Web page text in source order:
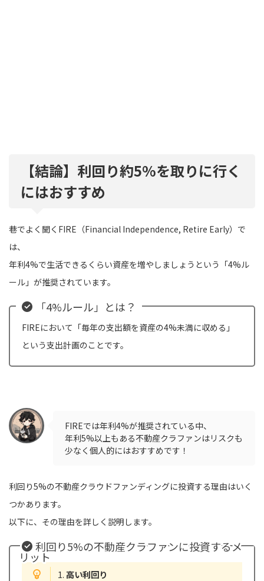
【結論】利回り約5%を取りに行く
にはおすすめ
巷でよく聞くFIRE（Financial Independence, Retire Early）で
は、
年利4%で生活できるくらい資産を増やしましょうという「4%ル
ール」が推奨されています。
「4%ルール」とは？
FIREにおいて「毎年の支出額を資産の4%未満に収める」
という支出計画のことです。
FIREでは年利4%が推奨されている中、
年利5%以上もある不動産クラファンはリスクも
少なく個人的にはおすすめです！
利回り5%の不動産クラウドファンディングに投資する理由はいく
つかあります。
以下に、その理由を詳しく説明します。
利回り5%の不動産クラファンに投資するメ
リット
1.高い利回り